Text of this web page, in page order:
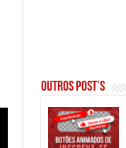
Outros post’s